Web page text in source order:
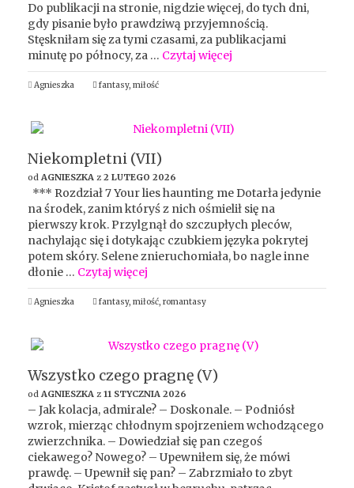
Do publikacji na stronie, nigdzie więcej, do tych dni,
gdy pisanie było prawdziwą przyjemnością.
Stęskniłam się za tymi czasami, za publikacjami
minutę po północy, za … Czytaj więcej
Agnieszka fantasy, miłość
Niekompletni (VII)
od AGNIESZKA z 2 LUTEGO 2026
*** Rozdział 7 Your lies haunting me Dotarła jedynie
na środek, zanim któryś z nich ośmielił się na
pierwszy krok. Przylgnął do szczupłych pleców,
nachylając się i dotykając czubkiem języka pokrytej
potem skóry. Selene znieruchomiała, bo nagle inne
dłonie … Czytaj więcej
Agnieszka fantasy, miłość, romantasy
Wszystko czego pragnę (V)
od AGNIESZKA z 11 STYCZNIA 2026
– Jak kolacja, admirale? – Doskonale. – Podniósł
wzrok, mierząc chłodnym spojrzeniem wchodzącego
zwierzchnika. – Dowiedział się pan czegoś
ciekawego? Nowego? – Upewniłem się, że mówi
prawdę. – Upewnił się pan? – Zabrzmiało to zbyt